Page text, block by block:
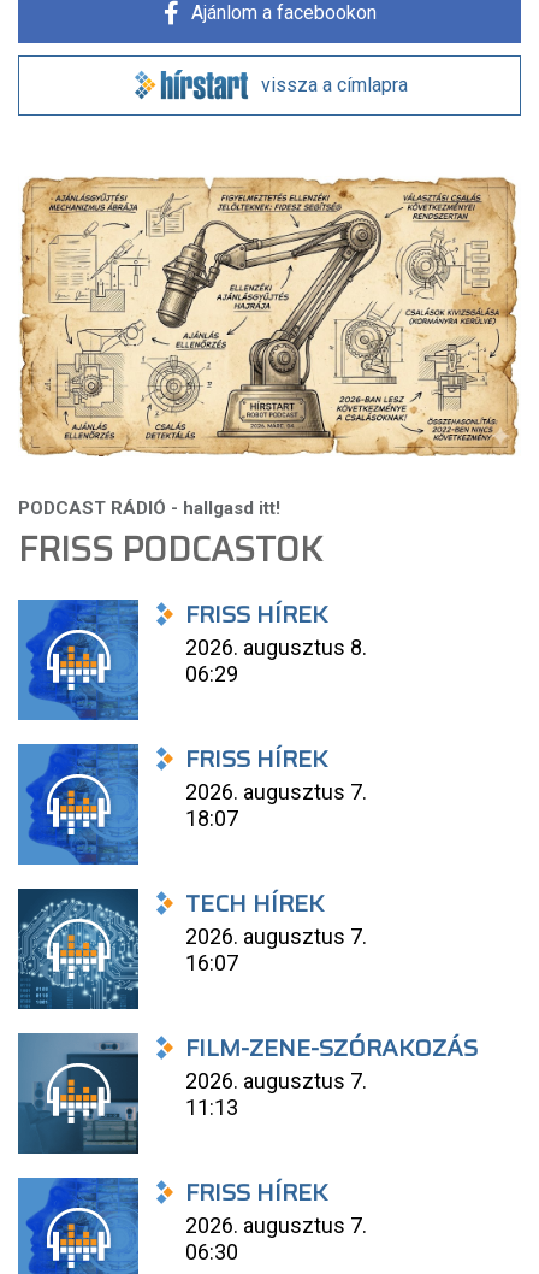
Ajánlom a facebookon
vissza a címlapra
FRISS PODCASTOK
FRISS HÍREK
2026. augusztus 8.
06:29
FRISS HÍREK
2026. augusztus 7.
18:07
TECH HÍREK
2026. augusztus 7.
16:07
FILM-ZENE-SZÓRAKOZÁS
2026. augusztus 7.
11:13
FRISS HÍREK
2026. augusztus 7.
06:30